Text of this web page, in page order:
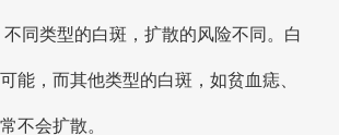
同类型的白斑，扩散的风险不同。白
能，而其他类型的白斑，如贫血痣、
不会扩散。